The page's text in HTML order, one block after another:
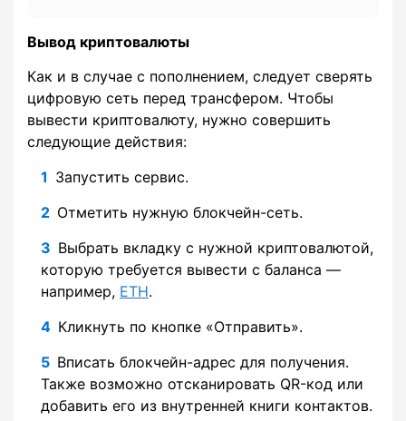
Вывод криптовалюты
Как и в случае с пополнением, следует сверять
цифровую сеть перед трансфером. Чтобы
вывести криптовалюту, нужно совершить
следующие действия:
Запустить сервис.
Отметить нужную блокчейн-сеть.
Выбрать вкладку с нужной криптовалютой,
которую требуется вывести с баланса —
например, ETH.
Кликнуть по кнопке «Отправить».
Вписать блокчейн-адрес для получения.
Также возможно отсканировать QR-код или
добавить его из внутренней книги контактов.